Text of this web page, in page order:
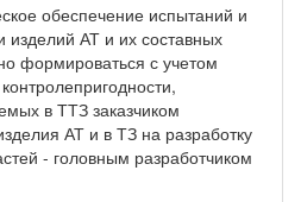
обеспечение испытаний и
изделий АТ и их составных
формироваться с учетом
в ТТЗ заказчиком
АТ и в ТЗ на разработку
- головным разработчиком